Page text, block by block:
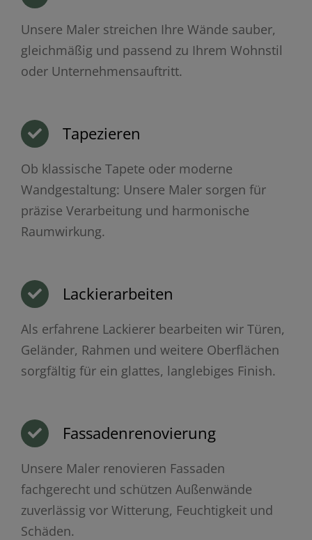
Unsere Maler streichen Ihre Wände sauber,
gleichmäßig und passend zu Ihrem Wohnstil
oder Unternehmensauftritt.
Tapezieren
Ob klassische Tapete oder moderne
Wandgestaltung: Unsere Maler sorgen für
präzise Verarbeitung und harmonische
Raumwirkung.
Lackierarbeiten
Als erfahrene Lackierer bearbeiten wir Türen,
Geländer, Rahmen und weitere Oberflächen
sorgfältig für ein glattes, langlebiges Finish.
Fassadenrenovierung
Unsere Maler renovieren Fassaden
fachgerecht und schützen Außenwände
zuverlässig vor Witterung, Feuchtigkeit und
Schäden.